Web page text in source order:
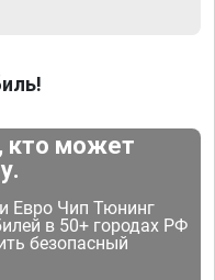
кто может
Евро Чип Тюнинг
в 50+ городах РФ
безопасный